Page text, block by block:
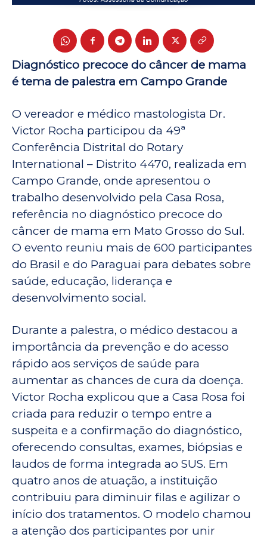
Diagnóstico precoce do câncer de mama
é tema de palestra em Campo Grande
O vereador e médico mastologista Dr.
Victor Rocha participou da 49ª
Conferência Distrital do Rotary
International – Distrito 4470, realizada em
Campo Grande, onde apresentou o
trabalho desenvolvido pela Casa Rosa,
referência no diagnóstico precoce do
câncer de mama em Mato Grosso do Sul.
O evento reuniu mais de 600 participantes
do Brasil e do Paraguai para debates sobre
saúde, educação, liderança e
desenvolvimento social.
Durante a palestra, o médico destacou a
importância da prevenção e do acesso
rápido aos serviços de saúde para
aumentar as chances de cura da doença.
Victor Rocha explicou que a Casa Rosa foi
criada para reduzir o tempo entre a
suspeita e a confirmação do diagnóstico,
oferecendo consultas, exames, biópsias e
laudos de forma integrada ao SUS. Em
quatro anos de atuação, a instituição
contribuiu para diminuir filas e agilizar o
início dos tratamentos. O modelo chamou
a atenção dos participantes por unir